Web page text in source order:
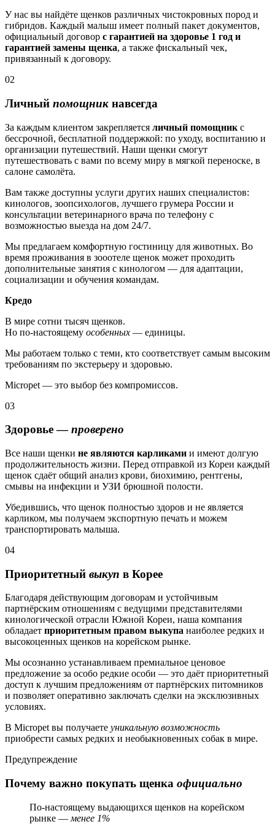
У нас вы найдёте щенков различных чистокровных пород и
гибридов. Каждый малыш имеет полный пакет документов,
официальный договор с гарантией на здоровье 1 год и
гарантией замены щенка, а также фискальный чек,
привязанный к договору.
02
Личный помощник навсегда
За каждым клиентом закрепляется личный помощник с
бессрочной, бесплатной поддержкой: по уходу, воспитанию и
организации путешествий. Наши щенки смогут
путешествовать с вами по всему миру в мягкой переноске, в
салоне самолёта.
Вам также доступны услуги других наших специалистов:
кинологов, зоопсихологов, лучшего грумера России и
консультации ветеринарного врача по телефону с
возможностью выезда на дом 24/7.
Мы предлагаем комфортную гостиницу для животных. Во
время проживания в зооотеле щенок может проходить
дополнительные занятия с кинологом — для адаптации,
социализации и обучения командам.
Кредо
В мире сотни тысяч щенков.
Но по-настоящему особенных — единицы.
Мы работаем только с теми, кто соответствует самым высоким
требованиям по экстерьеру и здоровью.
Micropet — это выбор без компромиссов.
03
Здоровье —проверено
Все наши щенки не являются карликами и имеют долгую
продолжительность жизни. Перед отправкой из Кореи каждый
щенок сдаёт общий анализ крови, биохимию, рентгены,
смывы на инфекции и УЗИ брюшной полости.
Убедившись, что щенок полностью здоров и не является
карликом, мы получаем экспортную печать и можем
транспортировать малыша.
04
Приоритетный выкуп в Корее
Благодаря действующим договорам и устойчивым
партнёрским отношениям с ведущими представителями
кинологической отрасли Южной Кореи, наша компания
обладает приоритетным правом выкупа наиболее редких и
высокоценных щенков на корейском рынке.
Мы осознанно устанавливаем премиальное ценовое
предложение за особо редкие особи — это даёт приоритетный
доступ к лучшим предложениям от партнёрских питомников
и позволяет оперативно заключать сделки на эксклюзивных
условиях.
В Micropet вы получаете уникальную возможность
приобрести самых редких и необыкновенных собак в мире.
Предупреждение
Почему важно покупать щенка официально
По-настоящему выдающихся щенков на корейском
рынке — менее 1%